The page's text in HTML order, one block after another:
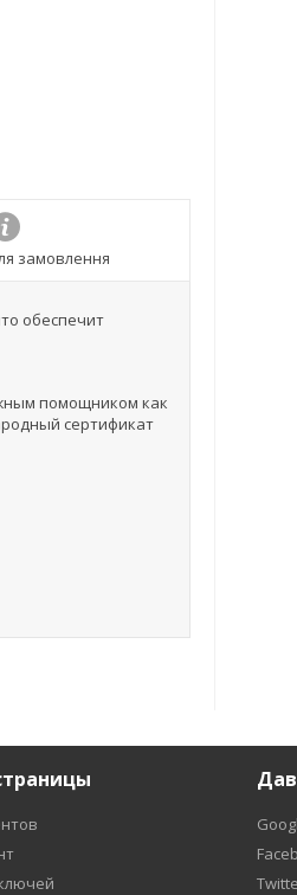
замовлення
обеспечит
помощником как
сертификат